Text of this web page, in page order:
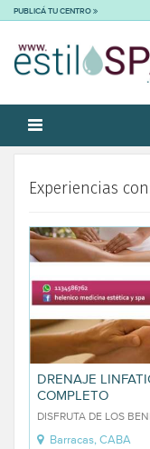
PUBLICÁ TU CENTRO
Experiencias
DRENAJE
COMPLETO
DISFRUTA DE LOS
Barracas, CABA